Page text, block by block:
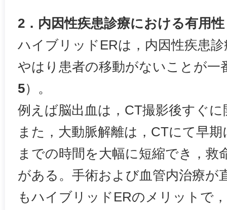
2．内因性疾患診療における有用性
ハイブリッドERは，内因性疾患
やはり患者の移動がないことが一
5）。
例えば脳出血は，CT撮影後すぐ
また，大動脈解離は，CTにて早
までの時間を大幅に短縮でき，救
がある。手術および血管内治療が
もハイブリッドERのメリットで